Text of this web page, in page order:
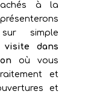
à la
simple
visite dans
où vous
et
et